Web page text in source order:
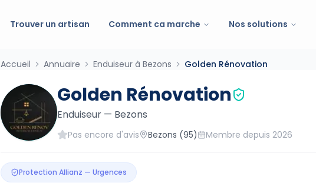
Trouver un artisan Comment ca marche Nos solutions
Accueil Annuaire Enduiseur à Bezons Golden Rénovation
Golden Rénovation
Enduiseur — Bezons
Pas encore d'avis Bezons (95) Membre depuis 2026
Protection Allianz — Urgences